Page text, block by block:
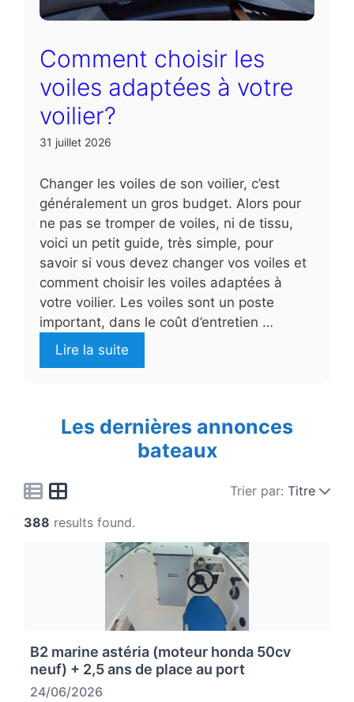
Comment choisir les
voiles adaptées à votre
voilier?
31 juillet 2026
Changer les voiles de son voilier, c’est
généralement un gros budget. Alors pour
ne pas se tromper de voiles, ni de tissu,
voici un petit guide, très simple, pour
savoir si vous devez changer vos voiles et
comment choisir les voiles adaptées à
votre voilier. Les voiles sont un poste
important, dans le coût d’entretien …
Lire la suite
Les dernières annonces
bateaux
Trier par: Titre
388 results found.
B2 marine astéria (moteur honda 50cv
neuf) + 2,5 ans de place au port
24/06/2026